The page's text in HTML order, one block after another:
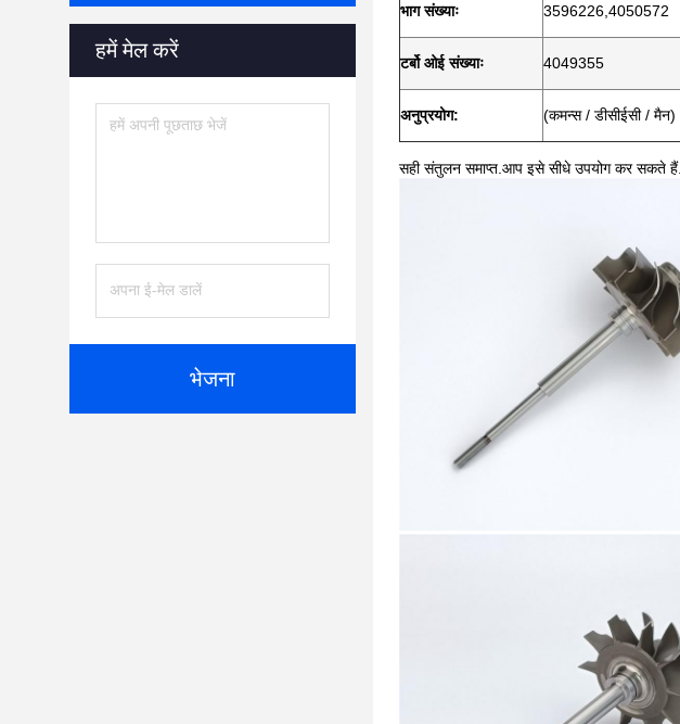
हमें मेल करें
भेजना
भाग संख्याः 3596226,4050572
टर्बो ओई संख्याः 4049355
अनुप्रयोग: (कमन्स / डीसीईसी / मैन)
सही संतुलन समाप्त.आप इसे सीधे उपयोग कर सकते हैं.